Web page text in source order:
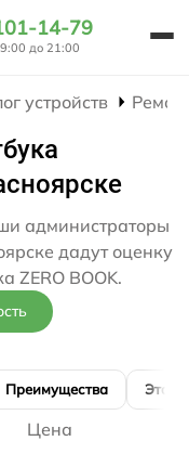
14-79
до 21:00
устройств
администраторы
дадут оценку
ZERO BOOK.
Преимущества
Цена